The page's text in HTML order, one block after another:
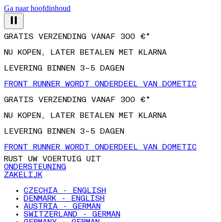
Ga naar hoofdinhoud
NU KOPEN, LATER BETALEN MET KLARNA
LEVERING BINNEN 3–5 DAGEN
FRONT RUNNER WORDT ONDERDEEL VAN DOMETIC
GRATIS VERZENDING VANAF 300 €*
NU KOPEN, LATER BETALEN MET KLARNA
LEVERING BINNEN 3–5 DAGEN
FRONT RUNNER WORDT ONDERDEEL VAN DOMETIC
RUST UW VOERTUIG UIT
ONDERSTEUNING
ZAKELIJK
CZECHIA - ENGLISH
DENMARK - ENGLISH
AUSTRIA - GERMAN
SWITZERLAND - GERMAN